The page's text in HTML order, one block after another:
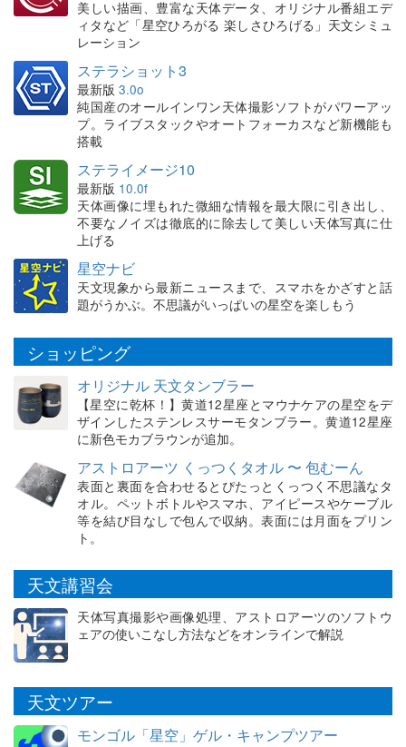
美しい描画、豊富な天体データ、オリジナル番組エデ
ィタなど「星空ひろがる 楽しさひろげる」天文シミュ
レーション
ステラショット3
最新版 3.0o
純国産のオールインワン天体撮影ソフトがパワーアッ
プ。ライブスタックやオートフォーカスなど新機能も
搭載
ステライメージ10
最新版 10.0f
天体画像に埋もれた微細な情報を最大限に引き出し、
不要なノイズは徹底的に除去して美しい天体写真に仕
上げる
星空ナビ
天文現象から最新ニュースまで、スマホをかざすと話
題がうかぶ。不思議がいっぱいの星空を楽しもう
ショッピング
オリジナル 天文タンブラー
【星空に乾杯！】黄道12星座とマウナケアの星空をデ
ザインしたステンレスサーモタンブラー。黄道12星座
に新色モカブラウンが追加。
アストロアーツ くっつくタオル 〜 包むーん
表面と裏面を合わせるとぴたっとくっつく不思議なタ
オル。ペットボトルやスマホ、アイピースやケーブル
等を結び目なしで包んで収納。表面には月面をプリン
ト。
天文講習会
天体写真撮影や画像処理、アストロアーツのソフトウ
ェアの使いこなし方法などをオンラインで解説
天文ツアー
モンゴル「星空」ゲル・キャンプツアー